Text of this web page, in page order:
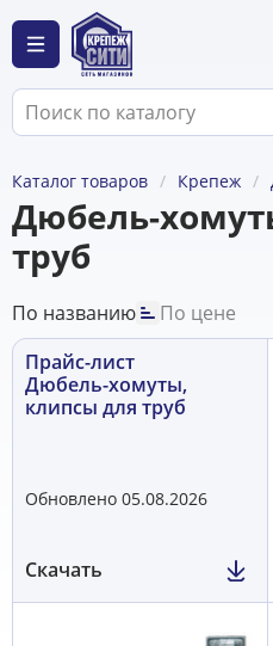
Каталог товаров Крепеж
Дюбель-
труб
По названию
По цене
Прайс-лист
Дюбель-хомуты,
клипсы для труб
Обновлено 05.08.2026
Скачать